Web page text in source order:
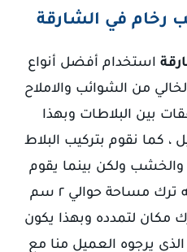
رخام في الشارقة
استخدام أفضل أنواع
من الشوائب والاملاح
بين البلاطات وبهذا
، كما نقوم بتركيب البلاط
والخشب ولكن بينما يقوم
العامل بتركيب الخشب عليه ترك مساحة حوالي ٢ سم
مكان لتمدده وبهذا يكون
يرجوه العميل منا مع